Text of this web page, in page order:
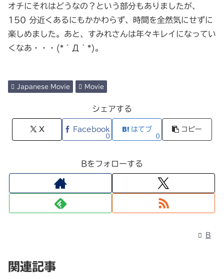
オチにそれはどうなの？という部分もありましたが、
150 分近くあるにもかかわらず、時間を全然気にせずに
楽しめました。あと、すみれさんは年々キレイになってい
くなあ・・・(*´Д｀*)。
Japanese Movie Movie
シェアする
X Facebook
0
はてブ
0
コピー
Bをフォローする
B
関連記事